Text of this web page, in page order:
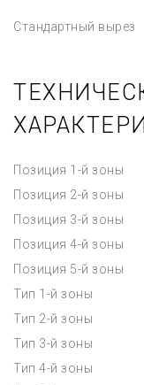
Стандартный вырез
Позиция 1-й зоны
Позиция 2-й зоны
Позиция 3-й зоны
Позиция 4-й зоны
Позиция 5-й зоны
Тип 1-й зоны
Тип 2-й зоны
Тип 3-й зоны
Тип 4-й зоны